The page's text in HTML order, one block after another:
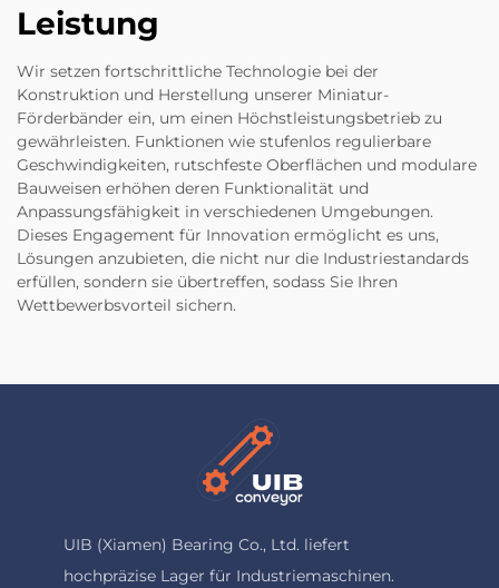
Leistung
Wir setzen fortschrittliche Technologie bei der
Konstruktion und Herstellung unserer Miniatur-
Förderbänder ein, um einen Höchstleistungsbetrieb zu
gewährleisten. Funktionen wie stufenlos regulierbare
Geschwindigkeiten, rutschfeste Oberflächen und modulare
Bauweisen erhöhen deren Funktionalität und
Anpassungsfähigkeit in verschiedenen Umgebungen.
Dieses Engagement für Innovation ermöglicht es uns,
Lösungen anzubieten, die nicht nur die Industriestandards
erfüllen, sondern sie übertreffen, sodass Sie Ihren
Wettbewerbsvorteil sichern.
UIB (Xiamen) Bearing Co., Ltd. liefert
hochpräzise Lager für Industriemaschinen.